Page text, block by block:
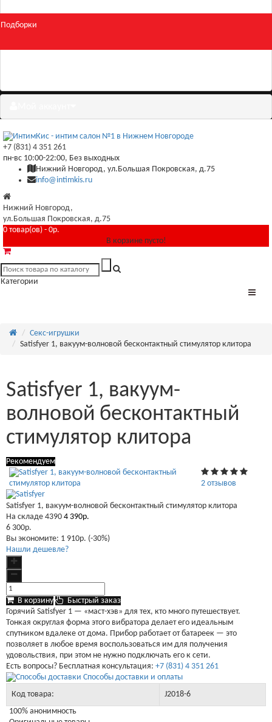
Подборки
+7 (831) 4 351 261
пн-вс 10:00-22:00, Без выходных
Нижний Новгород, ул.Большая Покровская, д.75
info@intimkis.ru
Нижний Новгород,
ул.Большая Покровская, д.75
0 товар(ов) - 0р.
В корзине пусто!
Категории
Секс-игрушки
Satisfyer 1, вакуум-волновой бесконтактный стимулятор клитора
Satisfyer 1, вакуум-
волновой бесконтактный
стимулятор клитора
Рекомендуем
2 отзывов
Satisfyer 1, вакуум-волновой бесконтактный стимулятор клитора
На складе 4390 4 390р.
6 300р.
Вы экономите: 1 910р. (-30%)
Нашли дешевле?
В корзину
Быстрый заказ
Горячий Satisfyer 1 — «маст-хэв» для тех, кто много путешествует.
Тонкая округлая форма этого вибратора делает его идеальным
спутником вдалеке от дома. Прибор работает от батареек — это
позволяет в любое время воспользоваться им для получения
удовольствия, при этом не нужно подключать его к сети.
Есть вопросы? Бесплатная консультация: +7 (831) 4 351 261
Способы доставки и оплаты
Код товара:
J2018-6
100% анонимность